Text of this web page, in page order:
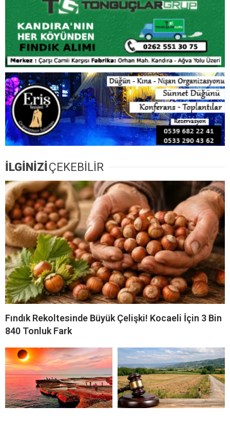
İLGİNİZİÇEKEBİLİR
Fındık Rekoltesinde Büyük Çelişki! Kocaeli İçin 3 Bin
840 Tonluk Fark